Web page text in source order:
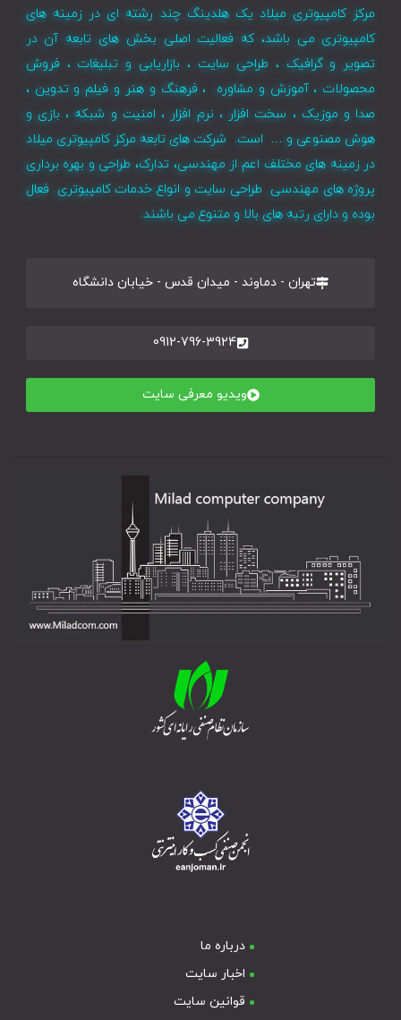
مرکز کامپیوتری میلاد یک هلدینگ چند رشته ای در زمینه های
کامپیوتری می باشد، که فعالیت اصلی بخش های تابعه آن در
تصویر و گرافیک ، طراحی سایت ، بازاریابی و تبلیغات ، فروش
محصولات ، آموزش و مشاوره ، فرهنگ و هنر و فیلم و تدوین ،
صدا و موزیک ، سخت افزار ، نرم افزار ، امنیت و شبکه ، بازی و
هوش مصنوعی و … است. شرکت های تابعه مرکز کامپیوتری میلاد
در زمینه های مختلف اعم از مهندسی، تدارک، طراحی و بهره برداری
پروژه های مهندسی طراحی سایت و انواع خدمات کامپیوتری فعال
بوده و دارای رتبه های بالا و متنوع می باشند.
تهران - دماوند - میدان قدس - خیابان دانشگاه
0912-796-3924
ویدیو معرفی سایت
درباره ما
اخبار سایت
قوانین سایت